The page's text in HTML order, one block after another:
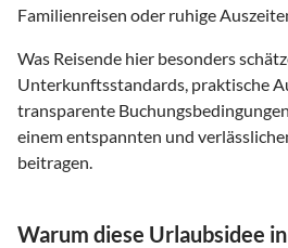
Familienreisen oder ruhige
Was Reisende hier besonders
Unterkunftsstandards, praktische
transparente
einem entspannten und
beitragen.
Warum diese Urlaubsidee